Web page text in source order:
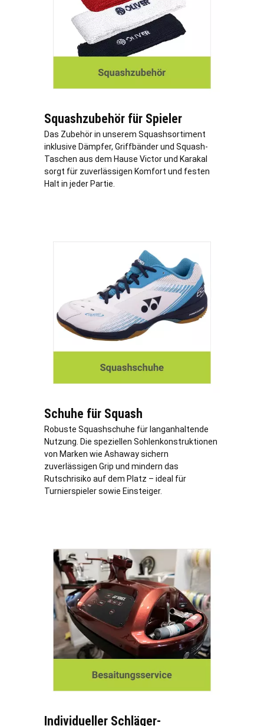
Squashzubehör für Spieler
Das Zubehör in unserem Squashsortiment
inklusive Dämpfer, Griffbänder und Squash-
Taschen aus dem Hause Victor und Karakal
sorgt für zuverlässigen Komfort und festen
Halt in jeder Partie.
Schuhe für Squash
Robuste Squashschuhe für langanhaltende
Nutzung. Die speziellen Sohlenkonstruktionen
von Marken wie Ashaway sichern
zuverlässigen Grip und mindern das
Rutschrisiko auf dem Platz – ideal für
Turnierspieler sowie Einsteiger.
Individueller Schläger-